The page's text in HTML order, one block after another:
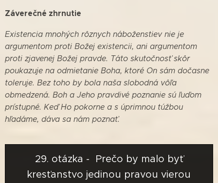
Záverečné zhrnutie
Existencia mnohých rôznych náboženstiev nie je
argumentom proti Božej existencii, ani argumentom
proti zjavenej Božej pravde. Táto skutočnosť skôr
poukazuje na odmietanie Boha, ktoré On sám dočasne
toleruje. Bez toho by bola naša slobodná vôľa
obmedzená. Boh a Jeho pravdivé poznanie sú ľuďom
prístupné. Keď Ho pokorne a s úprimnou túžbou
hľadáme, dáva sa nám poznať.
29. otázka - Prečo by malo byť
kresťanstvo jedinou pravou vierou